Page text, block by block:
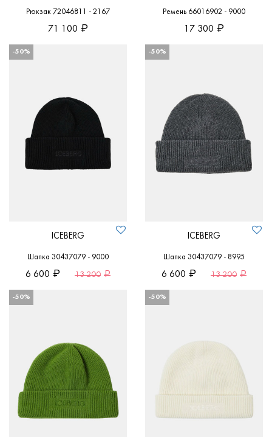
Рюкзак 72046811 - 2167
71 100
Ремень 66016902 - 9000
17 300
-50%
ICEBERG
Шапка 30437079 - 9000
6 600 13 200
-50%
ICEBERG
Шапка 30437079 - 8995
6 600 13 200
-50% -50%